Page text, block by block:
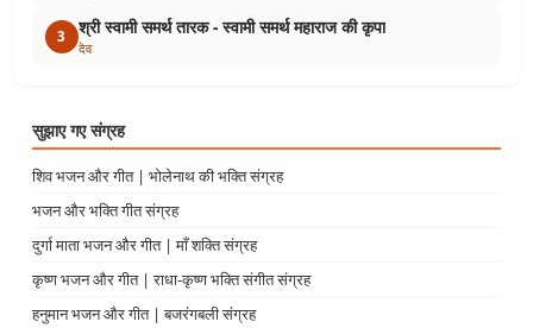
3 श्री स्वामी समर्थ तारक - स्वामी समर्थ महाराज की कृपा
देव
सुझाए गए संग्रह
शिव भजन और गीत | भोलेनाथ की भक्ति संग्रह
भजन और भक्ति गीत संग्रह
दुर्गा माता भजन और गीत | माँ शक्ति संग्रह
कृष्ण भजन और गीत | राधा-कृष्ण भक्ति संगीत संग्रह
हनुमान भजन और गीत | बजरंगबली संग्रह